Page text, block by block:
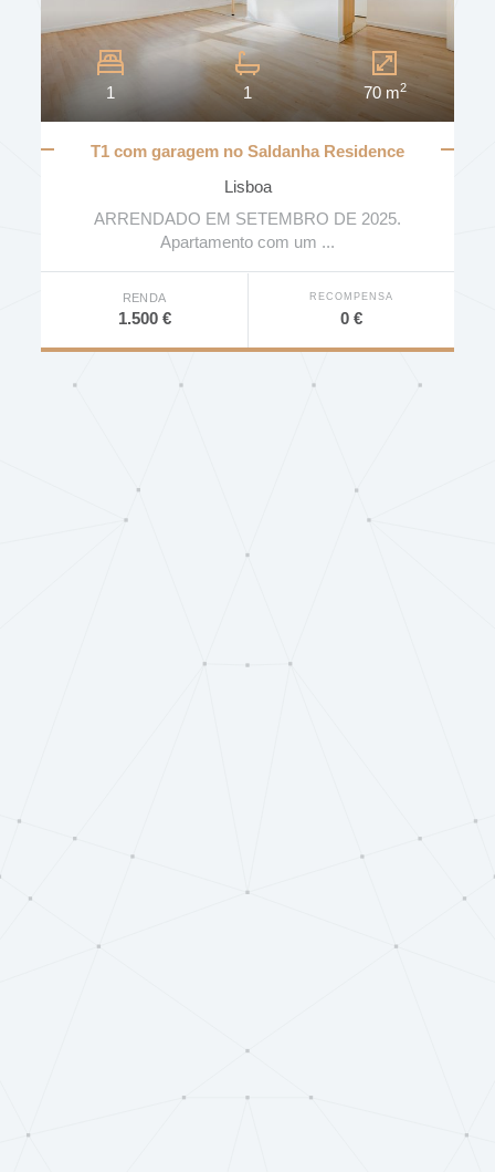
1 1 70 m2
T1 com garagem no Saldanha Residence
Lisboa
ARRENDADO EM SETEMBRO DE 2025.
Apartamento com um ...
RENDA
1.500 €
RECOMPENSA
0 €